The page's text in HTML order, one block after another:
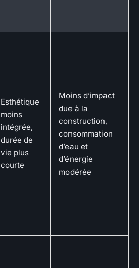
Esthétique
moins
intégrée,
durée de
vie plus
courte
Moins d’impact
due à la
construction,
consommation
d’eau et
d’énergie
modérée